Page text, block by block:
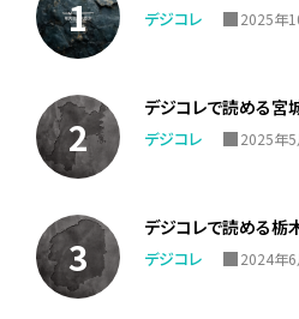
デジコレ 2025年
デジコレで読める宮
デジコレ 2025年5
デジコレで読める栃
デジコレ 2024年